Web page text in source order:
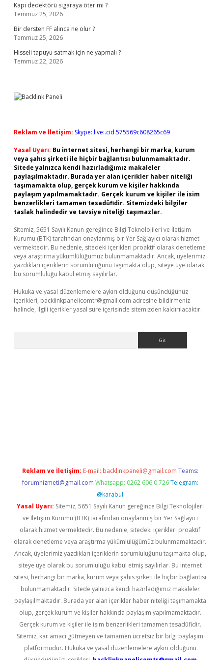
Kapı dedektörü sigaraya öter mi ?
Temmuz 25, 2026
Bir dersten FF alınca ne olur ?
Temmuz 25, 2026
Hisseli tapuyu satmak için ne yapmalı ?
Temmuz 22, 2026
Reklam ve İletişim: Skype: live:.cid.575569c608265c69
Yasal Uyarı: Bu internet sitesi, herhangi bir marka, kurum
veya şahıs şirketi ile hiçbir bağlantısı bulunmamaktadır.
Sitede yalnızca kendi hazırladığımız makaleler
paylaşılmaktadır. Burada yer alan içerikler haber niteliği
taşımamakta olup, gerçek kurum ve kişiler hakkında
paylaşım yapılmamaktadır. Gerçek kurum ve kişiler ile isim
benzerlikleri tamamen tesadüfidir. Sitemizdeki bilgiler
taslak halindedir ve tavsiye niteliği taşımazlar.
Sitemiz, 5651 Sayılı Kanun gereğince Bilgi Teknolojileri ve İletişim
Kurumu (BTK) tarafından onaylanmış bir Yer Sağlayıcı olarak hizmet
vermektedir. Bu nedenle, sitedeki içerikleri proaktif olarak denetleme
veya araştırma yükümlülüğümüz bulunmamaktadır. Ancak, üyelerimiz
yazdıkları içeriklerin sorumluluğunu taşımakta olup, siteye üye olarak
bu sorumluluğu kabul etmiş sayılırlar.
Hukuka ve yasal düzenlemelere aykırı olduğunu düşündüğünüz
içerikleri, backlinkpanelicomtr@gmail.com adresine bildirmeniz
halinde, ilgili içerikler yasal süre içerisinde sitemizden kaldırılacaktır.
Reklam ve İletişim: E-mail: backlinkpaneli@gmail.com Teams:
forumhizmeti@gmail.com Whatsapp: 0262 606 0 726 Telegram:
@karabul
Yasal Uyarı: Sitemiz, 5651 Sayılı Kanun gereğince Bilgi Teknolojileri
ve İletişim Kurumu (BTK) tarafından onaylanmış bir Yer Sağlayıcı
olarak hizmet vermektedir. Bu nedenle, sitedeki içerikleri proaktif
olarak denetleme veya araştırma yükümlülüğümüz bulunmamaktadır.
Ancak, üyelerimiz yazdıkları içeriklerin sorumluluğunu taşımakta olup,
siteye üye olarak bu sorumluluğu kabul etmiş sayılırlar. Bu internet
sitesi, herhangi bir marka, kurum veya şahıs şirketi ile hiçbir bağlantısı
bulunmamaktadır. Sitede yalnızca kendi hazırladığımız makaleler
paylaşılmaktadır. Burada yer alan içerikler haber niteliği taşımamakta
olup, gerçek kurum ve kişiler hakkında paylaşım yapılmamaktadır.
Gerçek kurum ve kişiler ile isim benzerlikleri tamamen tesadüfidir.
Sitemiz, kar amacı gütmeyen ve tamamen ücretsiz bir bilgi paylaşım
platformudur. Hukuka ve yasal düzenlemelere aykırı olduğunu